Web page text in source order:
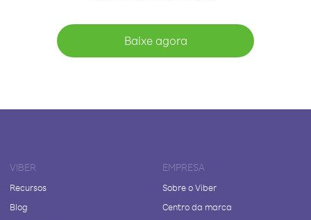
Baixe agora
VIBER
Recursos
Blog
EMPRESA
Sobre o Viber
Centro da marca